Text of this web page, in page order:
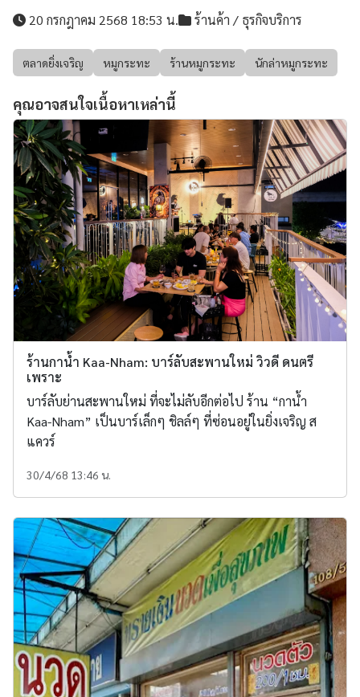
20 กรกฎาคม 2568 18:53 น. ร้านค้า / ธุรกิจบริการ
ตลาดยิ่งเจริญ หมูกระทะ ร้านหมูกระทะ นักล่าหมูกระทะ
คุณอาจสนใจเนื้อหาเหล่านี้
ร้านกาน้ำ Kaa-Nham: บาร์ลับสะพานใหม่ วิวดี ดนตรี
เพราะ
บาร์ลับย่านสะพานใหม่ ที่จะไม่ลับอีกต่อไป ร้าน “กาน้ำ
Kaa-Nham” เป็นบาร์เล็กๆ ชิลล์ๆ ที่ซ่อนอยู่ในยิ่งเจริญ ส
แควร์
30/4/68 13:46 น.